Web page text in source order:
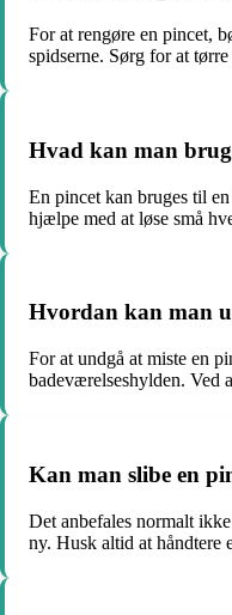
For at rengøre en pincet,
spidserne. Sørg for at
Hvad kan man
En pincet kan bruges til
hjælpe med at løse små
Hvordan kan man
For at undgå at miste en
badeværelseshylden. Ved
Kan man slibe en
Det anbefales normalt
ny. Husk altid at håndtere